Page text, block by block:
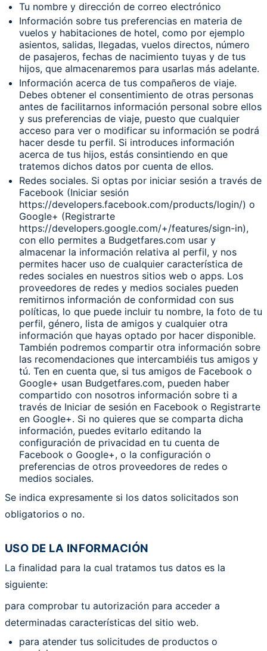
Tu nombre y dirección de correo electrónico
Información sobre tus preferencias en materia de
vuelos y habitaciones de hotel, como por ejemplo
asientos, salidas, llegadas, vuelos directos, número
de pasajeros, fechas de nacimiento tuyas y de tus
hijos, que almacenaremos para usarlas más adelante.
Información acerca de tus compañeros de viaje.
Debes obtener el consentimiento de otras personas
antes de facilitarnos información personal sobre ellos
y sus preferencias de viaje, puesto que cualquier
acceso para ver o modificar su información se podrá
hacer desde tu perfil. Si introduces información
acerca de tus hijos, estás consintiendo en que
tratemos dichos datos por cuenta de ellos.
Redes sociales. Si optas por iniciar sesión a través de
Facebook (Iniciar sesión
https://developers.facebook.com/products/login/) o
Google+ (Registrarte
https://developers.google.com/+/features/sign-in),
con ello permites a Budgetfares.com usar y
almacenar la información relativa al perfil, y nos
permites hacer uso de cualquier característica de
redes sociales en nuestros sitios web o apps. Los
proveedores de redes y medios sociales pueden
remitirnos información de conformidad con sus
políticas, lo que puede incluir tu nombre, la foto de tu
perfil, género, lista de amigos y cualquier otra
información que hayas optado por hacer disponible.
También podremos compartir otra información sobre
las recomendaciones que intercambiéis tus amigos y
tú. Ten en cuenta que, si tus amigos de Facebook o
Google+ usan Budgetfares.com, pueden haber
compartido con nosotros información sobre ti a
través de Iniciar de sesión en Facebook o Registrarte
en Google+. Si no quieres que se comparta dicha
información, puedes evitarlo editando la
configuración de privacidad en tu cuenta de
Facebook o Google+, o la configuración o
preferencias de otros proveedores de redes o
medios sociales.
Se indica expresamente si los datos solicitados son
obligatorios o no.
USO DE LA INFORMACIÓN
La finalidad para la cual tratamos tus datos es la
siguiente:
para comprobar tu autorización para acceder a
determinadas características del sitio web.
para atender tus solicitudes de productos o